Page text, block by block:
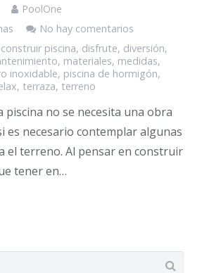
PoolOne
No hay comentarios
construir piscina, disfrute, diversión,
, materiales, medidas,
inoxidable, piscina de hormigón,
, terraza, terreno
piscina no se necesita una obra
es necesario contemplar algunas
el terreno. Al pensar en construir
tener en…